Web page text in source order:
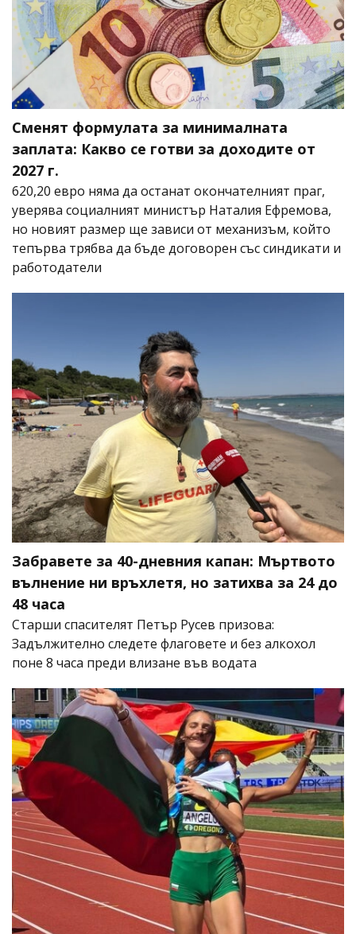
Сменят формулата за минималната
заплата: Какво се готви за доходите от
2027 г.
620,20 евро няма да останат окончателният праг,
уверява социалният министър Наталия Ефремова,
но новият размер ще зависи от механизъм, който
тепърва трябва да бъде договорен със синдикати и
работодатели
Забравете за 40-дневния капан: Мъртвото
вълнение ни връхлетя, но затихва за 24 до
48 часа
Старши спасителят Петър Русев призова:
Задължително следете флаговете и без алкохол
поне 8 часа преди влизане във водата